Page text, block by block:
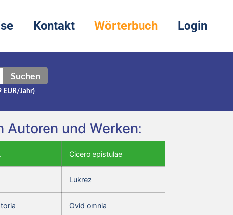
Kontakt Wörterbuch Login
Suchen
EUR/Jahr)
und Werken:
Cicero epistulae
Lukrez
Ovid omnia